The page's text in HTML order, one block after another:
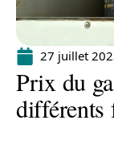
27 juillet
Prix du
différents